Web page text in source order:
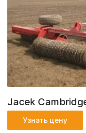
Jacek
Узнать цену